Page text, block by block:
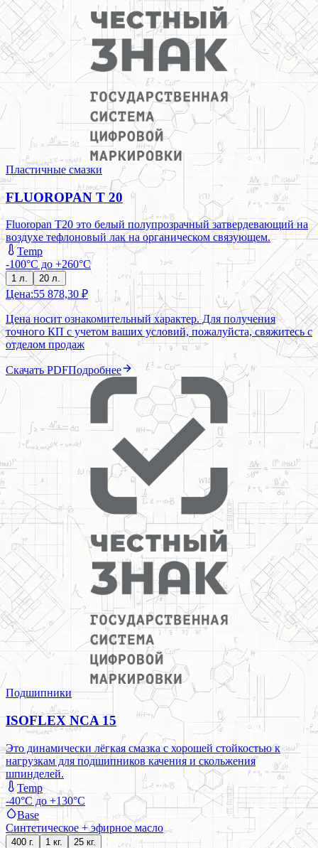
Пластичные смазки
FLUOROPAN T 20
Fluoropan T20 это белый полупрозрачный затвердевающий на
воздухе тефлоновый лак на органическом связующем.
Temp
-100°C до +260°C
1 л. 20 л.
Цена:55 878,30 ₽
Цена носит ознакомительный характер. Для получения
точного КП с учетом ваших условий, пожалуйста, свяжитесь с
отделом продаж
Скачать PDFПодробнее
Подшипники
ISOFLEX NCA 15
Это динамически лёгкая смазка с хорошей стойкостью к
нагрузкам для подшипников качения и скольжения
шпинделей.
Temp
-40°C до +130°C
Base
Синтетическое + эфирное масло
400 г. 1 кг. 25 кг.